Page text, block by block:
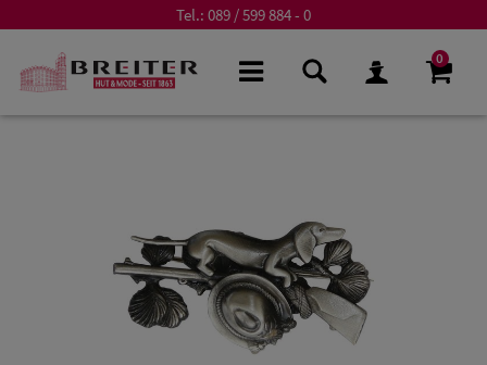
Tel.: 089 / 599 884 - 0
0